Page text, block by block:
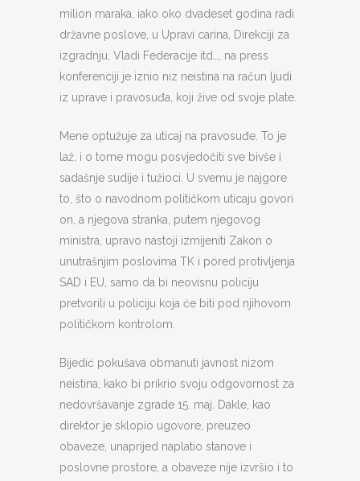
milion maraka, iako oko dvadeset godina radi
državne poslove, u Upravi carina, Direkciji za
izgradnju, Vladi Federacije itd…, na press
konferenciji je iznio niz neistina na račun ljudi
iz uprave i pravosuđa, koji žive od svoje plate.
Mene optužuje za uticaj na pravosuđe. To je
laž, i o tome mogu posvjedočiti sve bivše i
sadašnje sudije i tužioci. U svemu je najgore
to, što o navodnom političkom uticaju govori
on, a njegova stranka, putem njegovog
ministra, upravo nastoji izmijeniti Zakon o
unutrašnjim poslovima TK i pored protivljenja
SAD i EU, samo da bi neovisnu policiju
pretvorili u policiju koja će biti pod njihovom
političkom kontrolom.
Bijedić pokušava obmanuti javnost nizom
neistina, kako bi prikrio svoju odgovornost za
nedovršavanje zgrade 15. maj. Dakle, kao
direktor je sklopio ugovore, preuzeo
obaveze, unaprijed naplatio stanove i
poslovne prostore, a obaveze nije izvršio i to